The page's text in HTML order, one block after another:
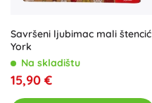
Savršeni ljubimac mali štencić
York
Na skladištu
15,90 €